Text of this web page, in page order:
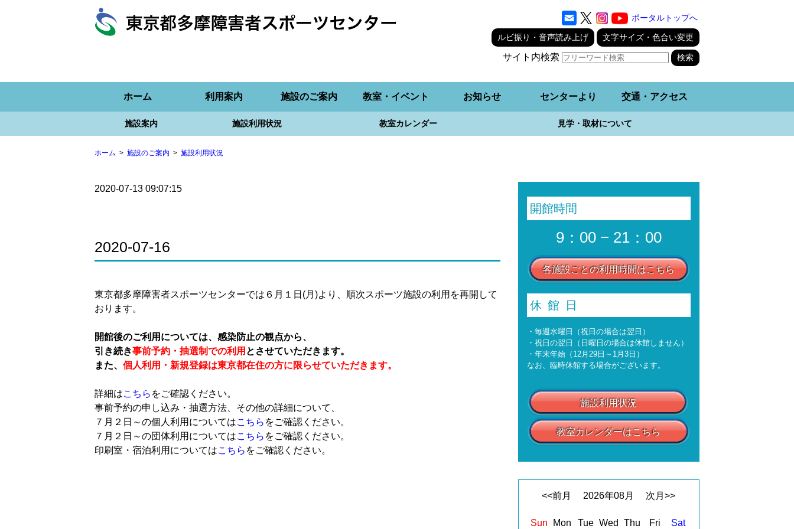
ポータルトップへ
ルビ振り・音声読み上げ 文字サイズ・色合い変更
サイト内検索
ホーム 利用案内 施設のご案内 教室・イベント お知らせ センターより 交通・アクセス
施設案内 施設利用状況 教室カレンダー 見学・取材について
ホーム 施設のご案内 施設利用状況
2020-07-13 09:07:15
2020-07-16
東京都多摩障害者スポーツセンターでは６月１日(月)より、順次スポーツ施設の利用を再開して
おります。
開館後のご利用については、感染防止の観点から、
引き続き事前予約・抽選制での利用 とさせていただきます。
また、 個人利用・新規登録は東京都在住の方に限らせていただきます。
詳細はこちら をご確認ください。
事前予約の申し込み・抽選方法、その他の詳細について、
７月２日～の個人利用についてはこちら をご確認ください。
７月２日～の団体利用についてはこちら をご確認ください。
印刷室・宿泊利用についてはこちら をご確認ください。
開館時間
9：00 − 21：00
各施設ごとの利用時間はこちら
休館日
・毎週水曜日（祝日の場合は翌日）
・祝日の翌日（日曜日の場合は休館しません）
・年末年始（12月29日～1月3日）
なお、臨時休館する場合がございます。
施設利用状況
教室カレンダーはこちら
<<前月 2026年08月 次月>>
Sun Mon Tue Wed Thu Fri
Sat